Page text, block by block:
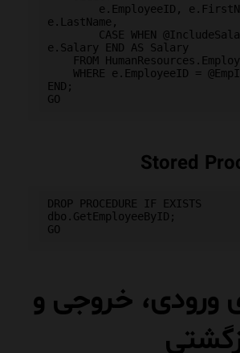
e.LastName,
e.Salary END AS Salary
END;
DROP PROCEDURE IF EXISTS
dbo.GetEmployeeByID;
ورودی، خروجی و